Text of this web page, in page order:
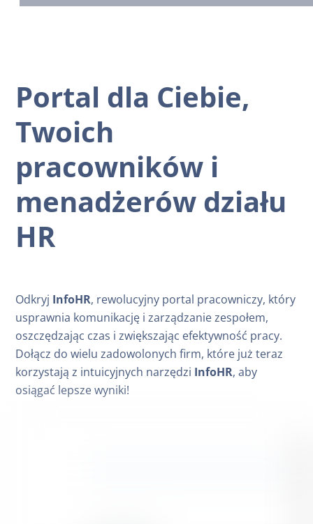
Portal dla Ciebie,
Twoich
pracowników i
menadżerów działu
HR
Odkryj InfoHR, rewolucyjny portal pracowniczy, który
usprawnia komunikację i zarządzanie zespołem,
oszczędzając czas i zwiększając efektywność pracy.
Dołącz do wielu zadowolonych firm, które już teraz
korzystają z intuicyjnych narzędzi InfoHR, aby
osiągać lepsze wyniki!